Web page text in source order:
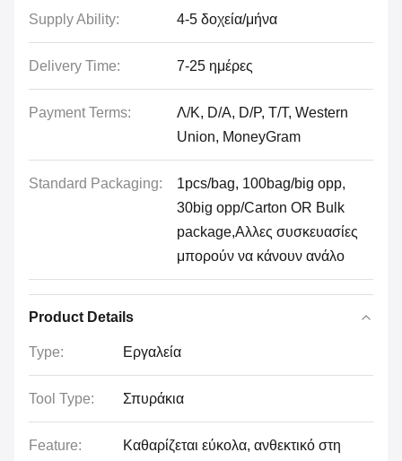
Supply Ability: 4-5 δοχεία/μήνα
Delivery Time: 7-25 ημέρες
Payment Terms:
Λ/Κ, D/A, D/P, T/T, Western
Union, MoneyGram
Standard Packaging:
1pcs/bag, 100bag/big opp,
30big opp/Carton OR Bulk
package,Αλλες συσκευασίες
μπορούν να κάνουν ανάλο
Product Details
Type: Εργαλεία
Tool Type: Σπυράκια
Feature:
Καθαρίζεται εύκολα, ανθεκτικό στη